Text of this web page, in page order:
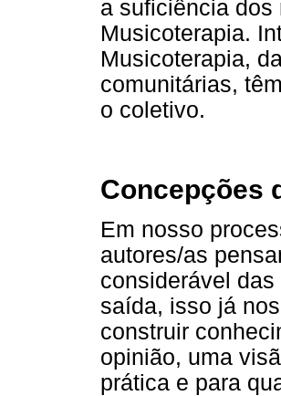
a suficiência dos
Musicoterapia.
Musicoterapia,
comunitárias,
o coletivo.
Concepções
Em nosso
autores/as
considerável
saída, isso já
construir
opinião, uma
prática e para